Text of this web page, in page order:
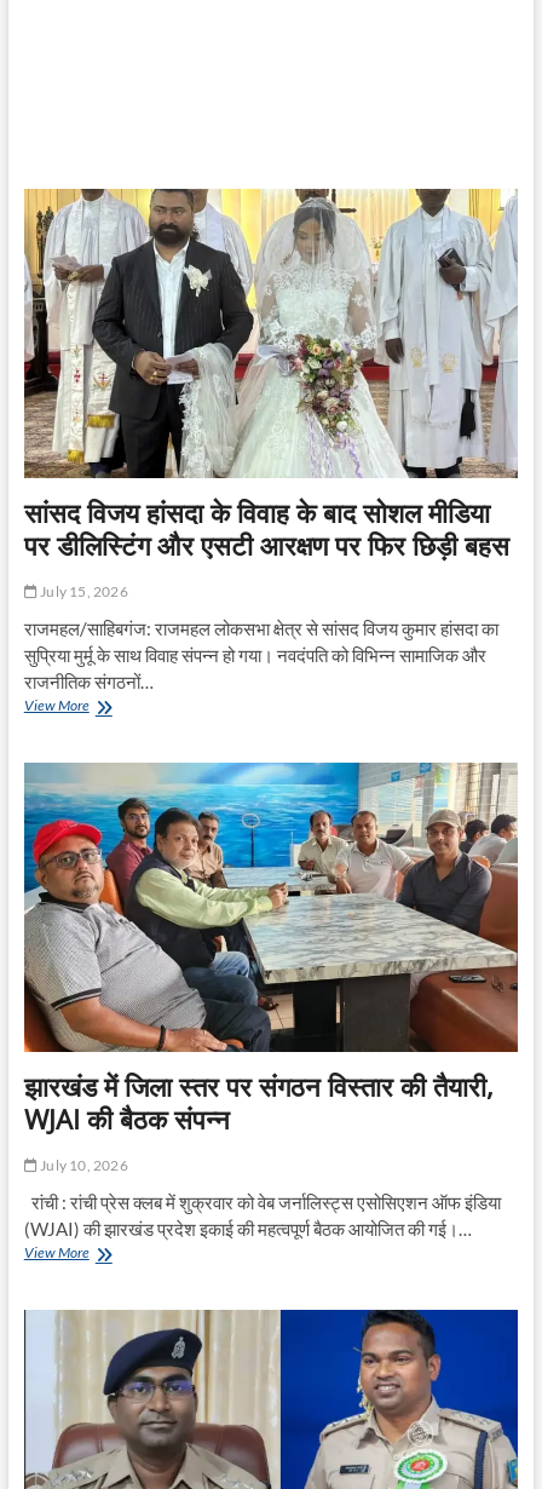
सांसद विजय हांसदा के विवाह के बाद सोशल मीडिया
पर डीलिस्टिंग और एसटी आरक्षण पर फिर छिड़ी बहस
July 15, 2026
राजमहल/साहिबगंज: राजमहल लोकसभा क्षेत्र से सांसद विजय कुमार हांसदा का
सुप्रिया मुर्मू के साथ विवाह संपन्न हो गया। नवदंपति को विभिन्न सामाजिक और
राजनीतिक संगठनों…
View Moreसांसद
विवाह
के
बाद
सोशल
मीडिया
पर
डीलिस्टिंग
और
एसटी
आरक्षण
पर
फिर
छिड़ी
बहस
झारखंड में जिला स्तर पर संगठन विस्तार की तैयारी,
WJAI की बैठक संपन्न
July 10, 2026
रांची : रांची प्रेस क्लब में शुक्रवार को वेब जर्नालिस्ट्स एसोसिएशन ऑफ इंडिया
(WJAI) की झारखंड प्रदेश इकाई की महत्वपूर्ण बैठक आयोजित की गई।…
View Moreझारखंड
स्तर
पर
संगठन
विस्तार
तैयारी,
WJAI
की